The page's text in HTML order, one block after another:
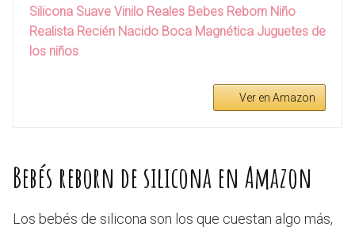
Silicona Suave Vinilo Reales Bebes Reborn Niño
Realista Recién Nacido Boca Magnética Juguetes de
los niños
Ver en Amazon
Bebés reborn de silicona en Amazon
Los bebés de silicona son los que cuestan algo más,